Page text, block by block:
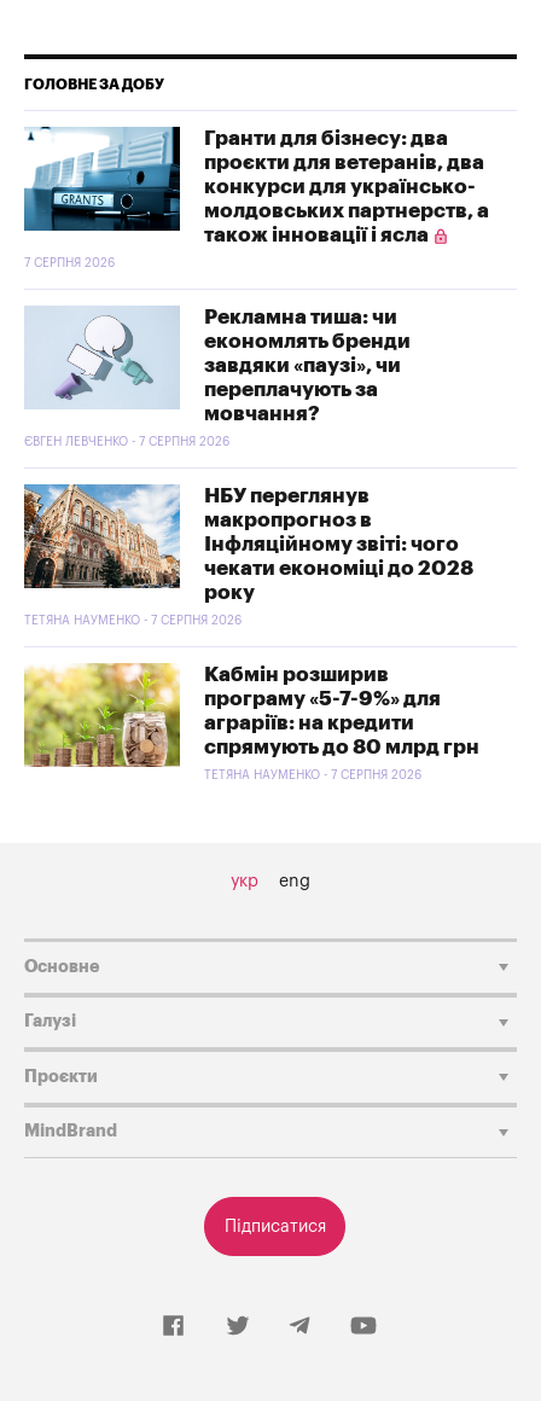
ГОЛОВНЕ ЗА ДОБУ
Гранти для бізнесу: два
проєкти для ветеранів, два
конкурси для українсько-
молдовських партнерств, а
також інновації і ясла
7 СЕРПНЯ 2026
Рекламна тиша: чи
економлять бренди
завдяки «паузі», чи
переплачують за
мовчання?
ЄВГЕН ЛЕВЧЕНКО - 7 СЕРПНЯ 2026
НБУ переглянув
макропрогноз в
Інфляційному звіті: чого
чекати економіці до 2028
року
ТЕТЯНА НАУМЕНКО - 7 СЕРПНЯ 2026
Кабмін розширив
програму «5-7-9%» для
аграріїв: на кредити
спрямують до 80 млрд грн
ТЕТЯНА НАУМЕНКО - 7 СЕРПНЯ 2026
укр eng
Підписатися
Основне
Галузі
Проєкти
MindBrand